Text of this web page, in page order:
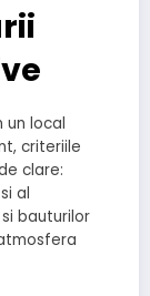
local
criteriile
clare:
al
bauturilor